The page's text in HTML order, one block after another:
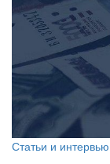
Статьи и интервью